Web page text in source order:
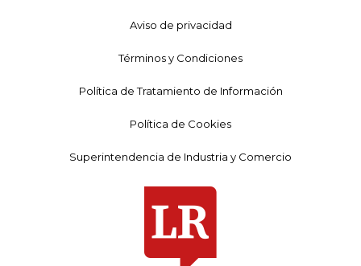
Aviso de privacidad
Términos y Condiciones
Política de Tratamiento de Información
Política de Cookies
Superintendencia de Industria y Comercio